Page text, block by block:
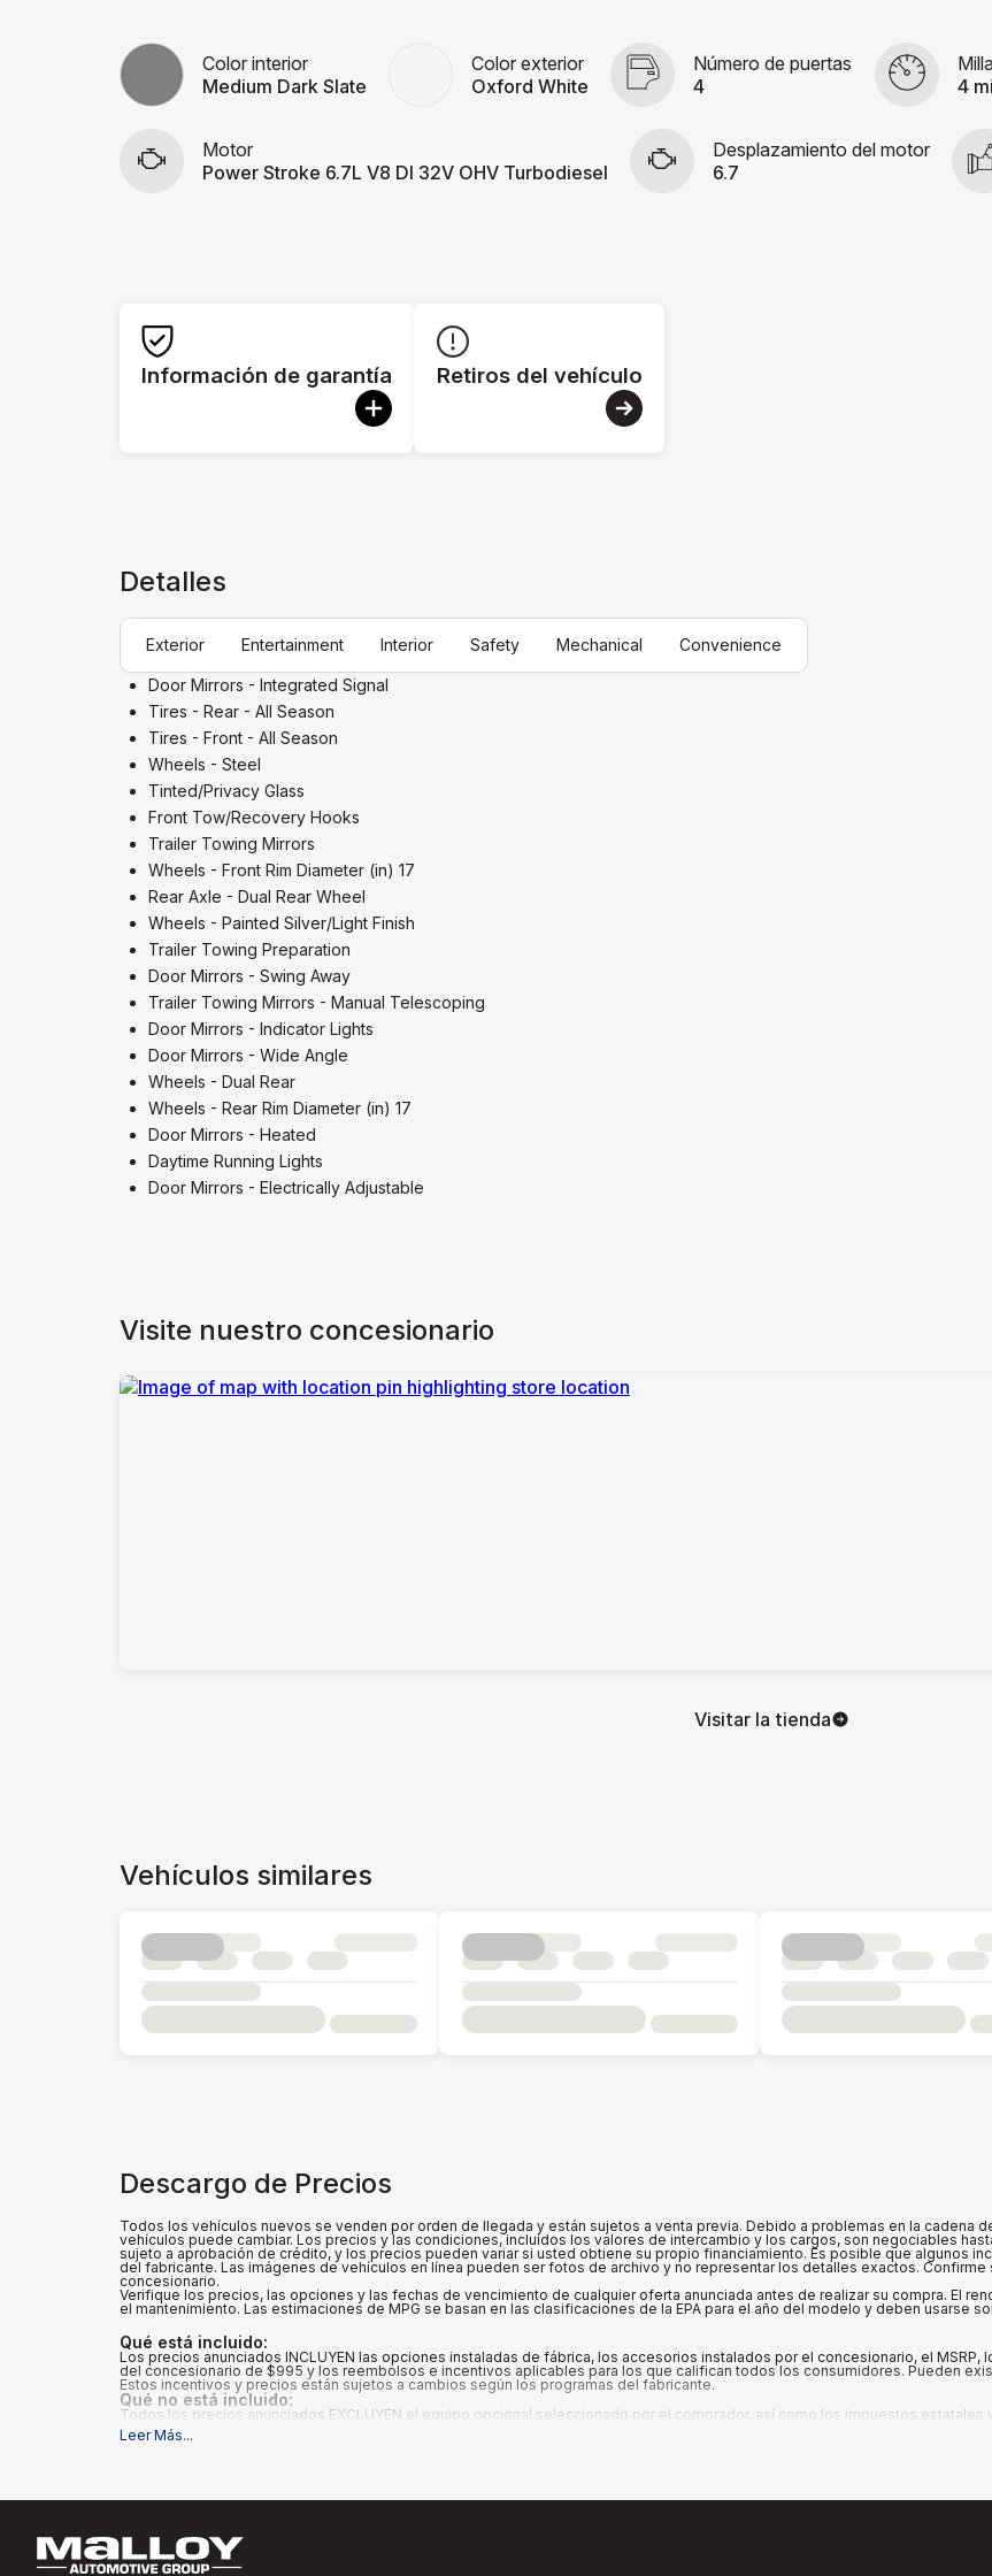
Color interior
Medium Dark Slate
Color exterior
Oxford White
Número de puertas
4
4 mi
Motor
Power Stroke 6.7L V8 DI 32V OHV Turbodiesel
Desplazamiento del motor
6.7
Información de garantía Retiros del vehículo
Detalles
Exterior Entertainment Interior Safety Mechanical Convenience
Door Mirrors - Integrated Signal
Tires - Rear - All Season
Tires - Front - All Season
Wheels - Steel
Tinted/Privacy Glass
Front Tow/Recovery Hooks
Trailer Towing Mirrors
Wheels - Front Rim Diameter (in) 17
Rear Axle - Dual Rear Wheel
Wheels - Painted Silver/Light Finish
Trailer Towing Preparation
Door Mirrors - Swing Away
Trailer Towing Mirrors - Manual Telescoping
Door Mirrors - Indicator Lights
Door Mirrors - Wide Angle
Wheels - Dual Rear
Wheels - Rear Rim Diameter (in) 17
Door Mirrors - Heated
Daytime Running Lights
Door Mirrors - Electrically Adjustable
Visite nuestro concesionario
Visitar la tienda
Vehículos similares
Descargo de Precios
Todos los vehículos nuevos se venden por orden de llegada y están sujetos a venta previa. Debido a problemas en la cadena
vehículos puede cambiar. Los precios y las condiciones, incluidos los valores de intercambio y los cargos, son negociables
sujeto a aprobación de crédito, y los precios pueden variar si usted obtiene su propio financiamiento. Es posible que algunos
del fabricante. Las imágenes de vehículos en línea pueden ser fotos de archivo y no representar los detalles exactos.
concesionario.
Verifique los precios, las opciones y las fechas de vencimiento de cualquier oferta anunciada antes de realizar su compra. El
el mantenimiento. Las estimaciones de MPG se basan en las clasificaciones de la EPA para el año del modelo y deben usarse
Qué está incluido:
Los precios anunciados INCLUYEN las opciones instaladas de fábrica, los accesorios instalados por el concesionario, el
del concesionario de $995 y los reembolsos e incentivos aplicables para los que califican todos los consumidores. Pueden
Estos incentivos y precios están sujetos a cambios según los programas del fabricante.
Qué no está incluido:
Todos los precios anunciados EXCLUYEN el equipo opcional seleccionado por el comprador, así como los impuestos estatales
Leer Más...